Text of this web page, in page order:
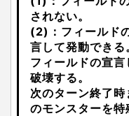
されない。
(2)：フィールド
言して発動できる
フィールドの宣
破壊する。
次のターン終了
のモンスターを特